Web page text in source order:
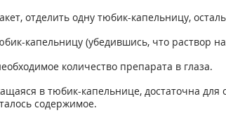
отделить одну тюбик-капельницу,
капельницу (убедившись, что раствор
количество препарата в глаза.
в тюбик-капельнице, достаточна для
содержимое.